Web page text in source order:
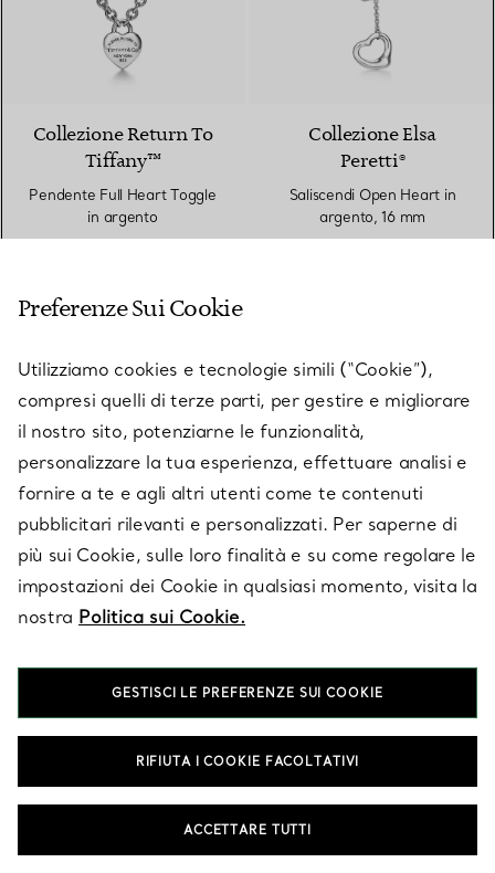
Collezione Return To
Tiffany™
Pendente Full Heart Toggle
in argento
Collezione Elsa
Peretti®
Saliscendi Open Heart in
argento, 16 mm
Collezione Elsa
Peretti®
Collezione Elsa
Preferenze Sui Cookie
Utilizziamo cookies e tecnologie simili (“Cookie”),
compresi quelli di terze parti, per gestire e migliorare
il nostro sito, potenziarne le funzionalità,
personalizzare la tua esperienza, effettuare analisi e
fornire a te e agli altri utenti come te contenuti
pubblicitari rilevanti e personalizzati. Per saperne di
più sui Cookie, sulle loro finalità e su come regolare le
impostazioni dei Cookie in qualsiasi momento, visita la
nostra Politica sui Cookie.
GESTISCI LE PREFERENZE SUI COOKIE
RIFIUTA I COOKIE FACOLTATIVI
ACCETTARE TUTTI